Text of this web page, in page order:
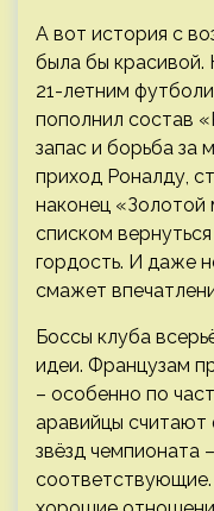
А вот история с
была бы красивой.
21-летним
пополнил состав
запас и борьба за
приход Роналду,
наконец
списком
гордость. И даже
смажет
Боссы клуба
идеи. Французам
– особенно по
аравийцы считают
звёзд чемпионата
соответствующие.